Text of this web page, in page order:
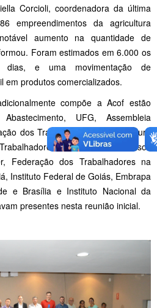
Corcioli, coordenadora da última
empreendimentos da agricultura
aumento na quantidade de
Foram estimados em 6.000 os
e uma movimentação de
em produtos comercializados.
compõe a Acof estão
UFG, Assembleia
dos Trabalhadores na Agricultura
Rurais de diversos
Federação dos Trabalhadores na
Instituto Federal de Goiás, Embrapa
e Brasília e Instituto Nacional da
presentes nesta reunião inicial.